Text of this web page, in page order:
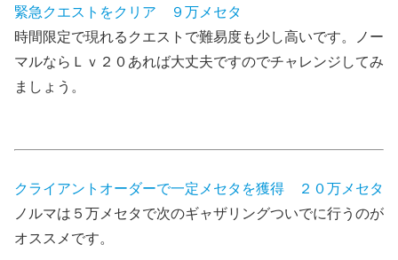
緊急クエストをクリア ９万メセタ
時間限定で現れるクエストで難易度も少し高いです。ノー
マルならＬｖ２０あれば大丈夫ですのでチャレンジしてみ
ましょう。
クライアントオーダーで一定メセタを獲得 ２０万メセタ
ノルマは５万メセタで次のギャザリングついでに行うのが
オススメです。